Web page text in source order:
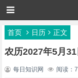
首页 日历 正文
农历2027年5月
每日知识网 阅读：